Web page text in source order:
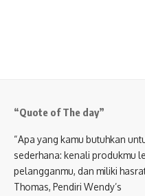
“Quote of The day”
“Apa yang kamu butuhkan
sederhana: kenali produkmu
pelangganmu, dan miliki
Thomas, Pendiri Wendy’s